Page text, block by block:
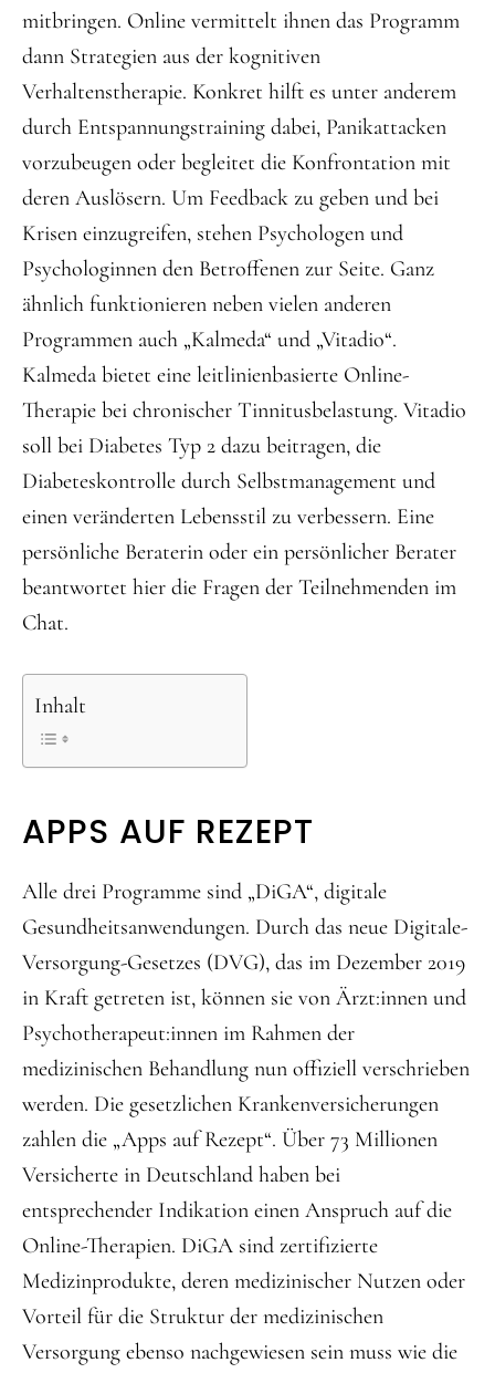
mitbringen. Online vermittelt ihnen das Programm
dann Strategien aus der kognitiven
Verhaltenstherapie. Konkret hilft es unter anderem
durch Entspannungstraining dabei, Panikattacken
vorzubeugen oder begleitet die Konfrontation mit
deren Auslösern. Um Feedback zu geben und bei
Krisen einzugreifen, stehen Psychologen und
Psychologinnen den Betroffenen zur Seite. Ganz
ähnlich funktionieren neben vielen anderen
Programmen auch „Kalmeda“ und „Vitadio“.
Kalmeda bietet eine leitlinienbasierte Online-
Therapie bei chronischer Tinnitusbelastung. Vitadio
soll bei Diabetes Typ 2 dazu beitragen, die
Diabeteskontrolle durch Selbstmanagement und
einen veränderten Lebensstil zu verbessern. Eine
persönliche Beraterin oder ein persönlicher Berater
beantwortet hier die Fragen der Teilnehmenden im
Chat.
Inhalt
APPS AUF REZEPT
Alle drei Programme sind „DiGA“, digitale
Gesundheitsanwendungen. Durch das neue Digitale-
Versorgung-Gesetzes (DVG), das im Dezember 2019
in Kraft getreten ist, können sie von Ärzt:innen und
Psychotherapeut:innen im Rahmen der
medizinischen Behandlung nun offiziell verschrieben
werden. Die gesetzlichen Krankenversicherungen
zahlen die „Apps auf Rezept“. Über 73 Millionen
Versicherte in Deutschland haben bei
entsprechender Indikation einen Anspruch auf die
Online-Therapien. DiGA sind zertifizierte
Medizinprodukte, deren medizinischer Nutzen oder
Vorteil für die Struktur der medizinischen
Versorgung ebenso nachgewiesen sein muss wie die